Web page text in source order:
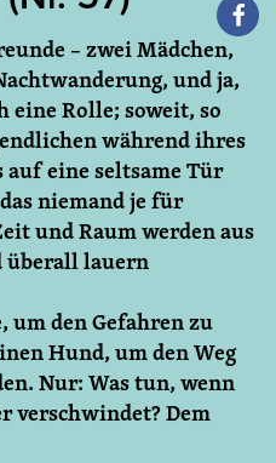
– zwei Mädchen,
und ja,
eine Rolle; soweit, so
während ihres
eine seltsame Tür
niemand je für
und Raum werden aus
überall lauern
um den Gefahren zu
Hund, um den Weg
Nur: Was tun, wenn
verschwindet? Dem